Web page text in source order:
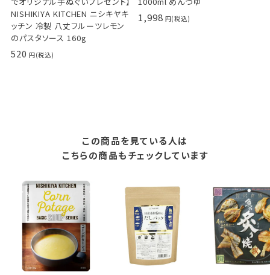
NISHIKIYA KITCHEN ニシキヤキ
ッチン 冷製 八丈フルーツレモン
のパスタソース 160g
520
1,998
この商品を見ている人は
こちらの商品もチェックしています